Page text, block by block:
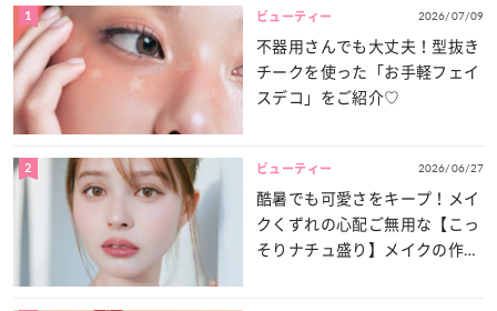
1 ビューティー 2026/07/09
不器用さんでも大丈夫！型抜き
チークを使った「お手軽フェイ
スデコ」をご紹介♡
2 ビューティー 2026/06/27
酷暑でも可愛さをキープ！メイ
クくずれの心配ご無用な【こっ
そりナチュ盛り】メイクの作り